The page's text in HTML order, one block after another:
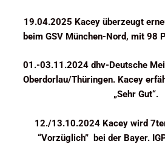
19.04.2025 Kacey überzeugt
beim GSV München-Nord, mit 98
01.-03.11.2024 dhv-Deutsche
Oberdorlau/Thüringen. Kacey
„Sehr Gut“.
12./13.10.2024 Kacey wird
“Vorzüglich” bei der Bayer.